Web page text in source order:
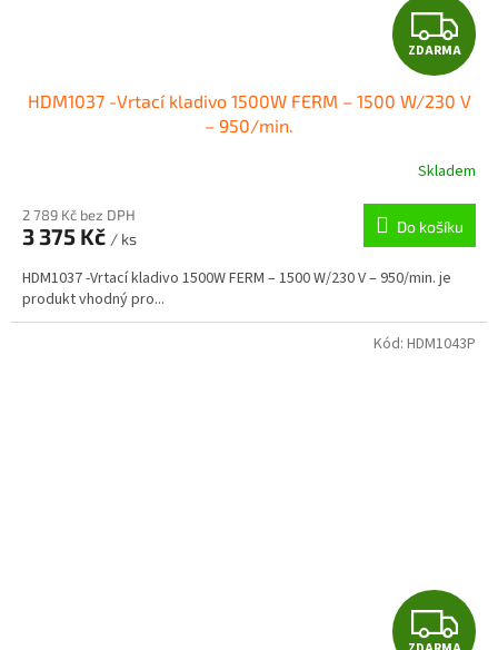
Z
D
A
R
M
A
ZDARMA
HDM1037 -Vrtací kladivo 1500W FERM – 1500 W/230 V
– 950/min.
Skladem
2 789 Kč bez DPH
3 375 Kč / ks
Do košíku
HDM1037 -Vrtací kladivo 1500W FERM – 1500 W/230 V – 950/min. je
produkt vhodný pro...
Z
Kód: HDM1043P